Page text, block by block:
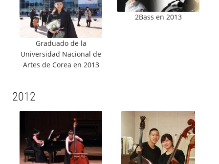
Graduado de la
Universidad Nacional de
Artes de Corea en 2013
2Bass en 2013
2012